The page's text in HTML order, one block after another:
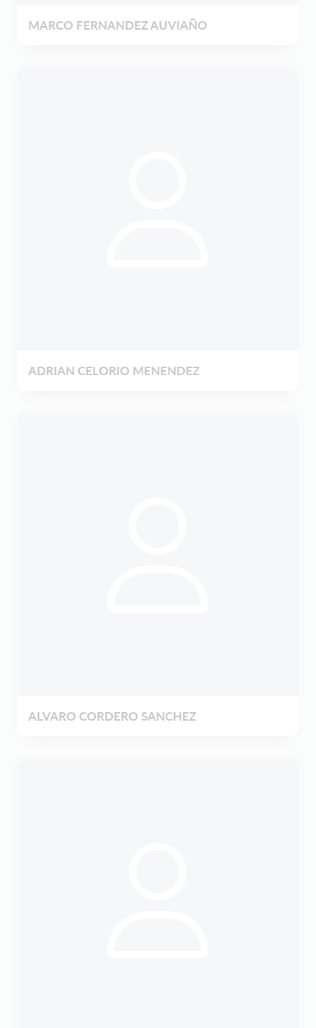
MARCO FERNANDEZ AUVIAÑO
ADRIAN CELORIO MENENDEZ
ALVARO CORDERO SANCHEZ